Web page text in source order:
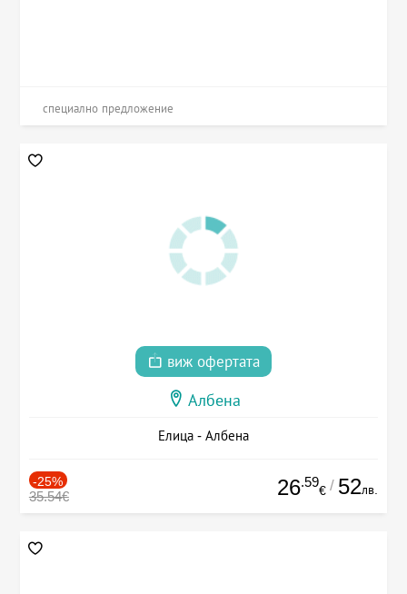
специално предложение
виж офертата
Албена
Елица - Албена
-25%
35.54€ 26.59
€ / 52лв.